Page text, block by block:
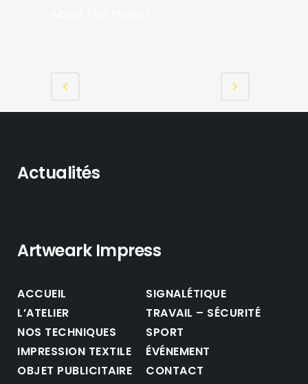
Actualités
Artweark Impress
ACCUEIL
L’ATELIER
NOS TECHNIQUES
IMPRESSION TEXTILE
OBJET PUBLICITAIRE
SIGNALÉTIQUE
TRAVAIL – SÉCURITÉ
SPORT
ÉVÉNEMENT
CONTACT